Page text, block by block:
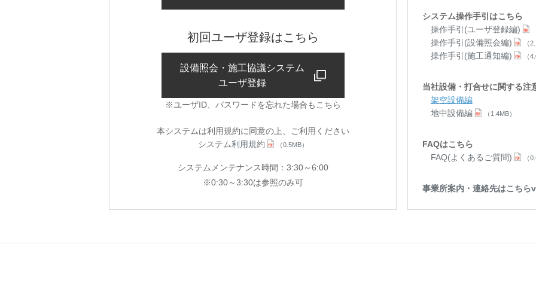
初回ユーザ登録はこちら
設備照会・施工協議システム
ユーザ登録
※ユーザID、パスワードを忘れた場合もこちら
本システムは利用規約に同意の上、ご利用ください
システム利用規約
（0.5MB）
システムメンテナンス時間：3:30～6:00
※0:30～3:30は参照のみ可
システム操作手引はこちら
操作手引(ユーザ登録編)
操作手引(設備照会編) （
操作手引(施工通知編) （
当社設備・打合せに関する注
架空設備編
地中設備編
（1.4MB）
FAQはこちら
FAQ(よくあるご質問)
（
事業所案内・連絡先はこちらv